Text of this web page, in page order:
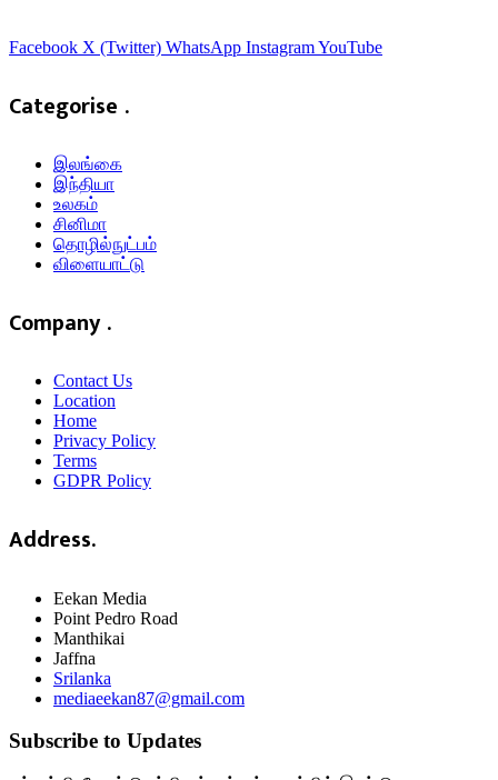
Facebook X (Twitter) WhatsApp InstagramYouTube
Categorise .
இலங்கை
இந்தியா
உலகம்
சினிமா
தொழில்நுட்பம்
விளையாட்டு
Company .
Contact Us
Location
Home
Privacy Policy
Terms
GDPR Policy
Address.
Eekan Media
Point Pedro Road
Manthikai
Jaffna
Srilanka
mediaeekan87@gmail.com
Subscribe to Updates